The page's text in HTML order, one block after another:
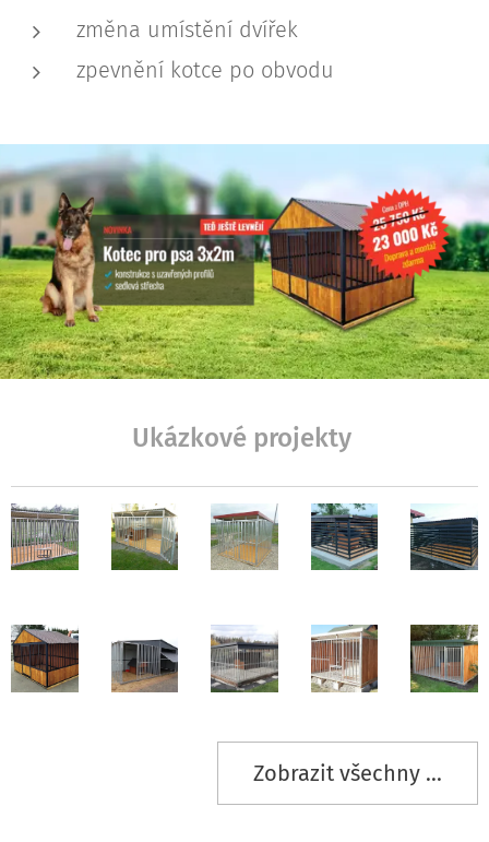
změna umístění dvířek
zpevnění kotce po obvodu
Ukázkové projekty
Zobrazit všechny ...